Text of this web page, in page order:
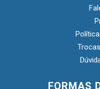
FORMAS